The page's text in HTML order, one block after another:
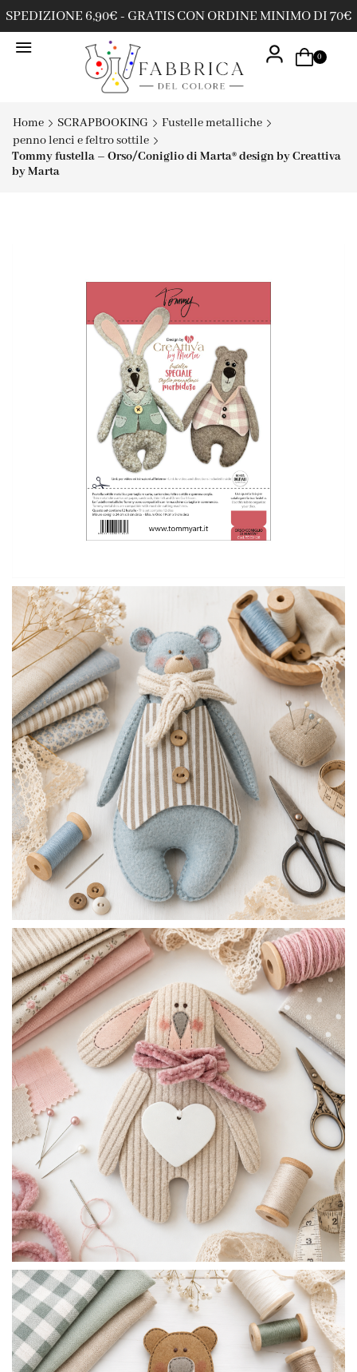
SPEDIZIONE 6,90€ - GRATIS CON ORDINE MINIMO DI 70€
0
Home SCRAPBOOKING
Fustelle metalliche
penno lenci e feltro sottile
Tommy fustella – Orso/Coniglio di Marta® design by Creattiva
by Marta